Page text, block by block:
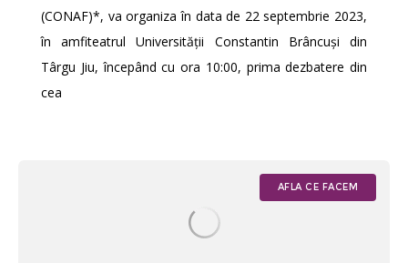
(CONAF)*, va organiza în data de 22 septembrie 2023,
în amfiteatrul Universității Constantin Brâncuși din
Târgu Jiu, începând cu ora 10:00, prima dezbatere din
cea
AFLA CE FACEM